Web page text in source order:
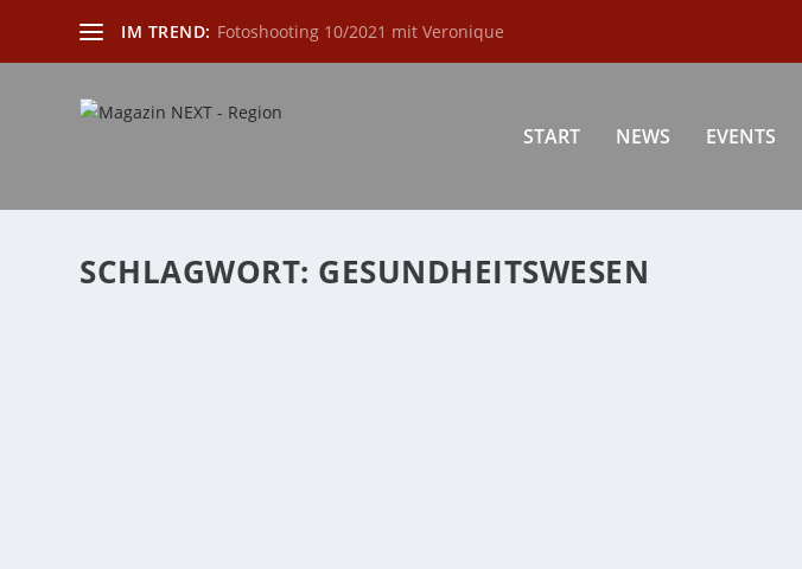
IM TREND: Fotoshooting 10/2021 mit Veronique
START NEWS EVENTS
SCHLAGWORT: GESUNDHEITSWESEN